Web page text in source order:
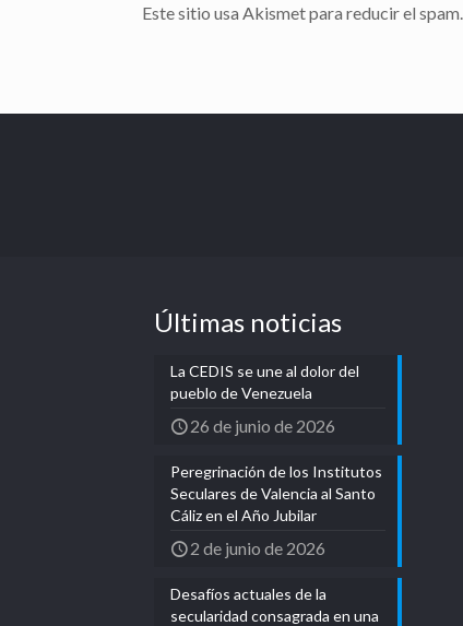
Este sitio usa Akismet para reducir el spam.
Últimas noticias
La CEDIS se une al dolor del
pueblo de Venezuela
26 de junio de 2026
Peregrinación de los Institutos
Seculares de Valencia al Santo
Cáliz en el Año Jubilar
2 de junio de 2026
Desafíos actuales de la
secularidad consagrada en una